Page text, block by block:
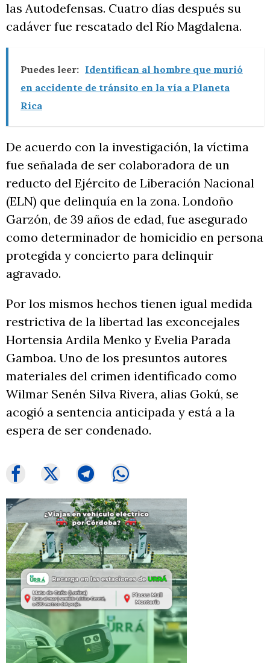
las Autodefensas. Cuatro días después su
cadáver fue rescatado del Río Magdalena.
Puedes leer: Identifican al hombre que murió
en accidente de tránsito en la vía a Planeta
Rica
De acuerdo con la investigación, la víctima
fue señalada de ser colaboradora de un
reducto del Ejército de Liberación Nacional
(ELN) que delinquía en la zona. Londoño
Garzón, de 39 años de edad, fue asegurado
como determinador de homicidio en persona
protegida y concierto para delinquir
agravado.
Por los mismos hechos tienen igual medida
restrictiva de la libertad las exconcejales
Hortensia Ardila Menko y Evelia Parada
Gamboa. Uno de los presuntos autores
materiales del crimen identificado como
Wilmar Senén Silva Rivera, alias Gokú, se
acogió a sentencia anticipada y está a la
espera de ser condenado.